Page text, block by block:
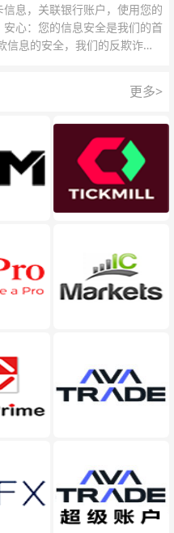
息，关联银行账户，使用您的
心：您的信息安全是我们的首
息的安全，我们的反欺诈团
更多>